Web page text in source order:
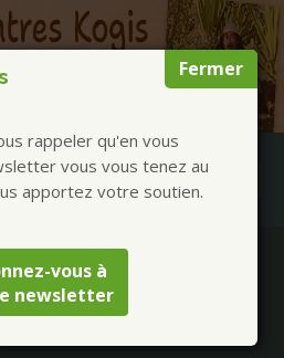
Fermer
rappeler qu'en vous
vous vous tenez au
apportez votre soutien.
vous à
newsletter
à la Une !
avec les cachalots
l’île Maurice – Septembre